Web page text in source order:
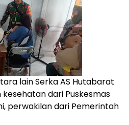
lain Serka AS Hutabarat
dari Puskesmas
perwakilan dari Pemerintah